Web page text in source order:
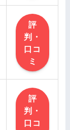
評
判・
口コ
ミ
評
判・
口コ